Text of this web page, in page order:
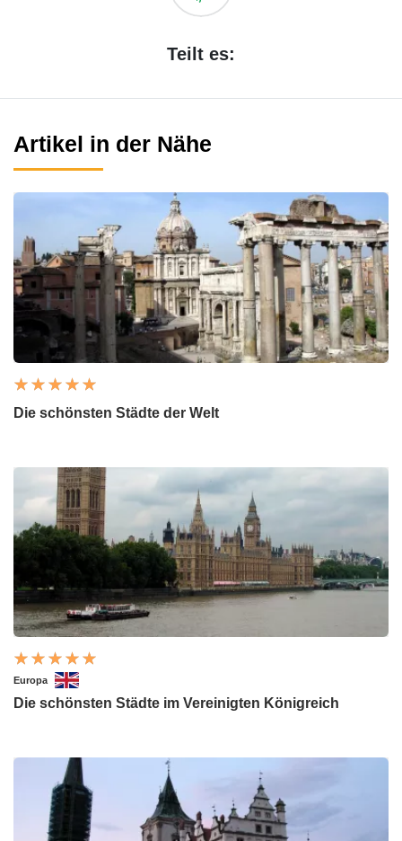
Teilt es:
Artikel in der Nähe
Die schönsten Städte der Welt
Europa
Die schönsten Städte im Vereinigten Königreich